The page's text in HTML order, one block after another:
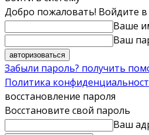
Добро пожаловать! Войдите
Ваше
Ваш
Забыли пароль? получить
Политика
восстановление пароля
Восстановите свой пароль
Ваш